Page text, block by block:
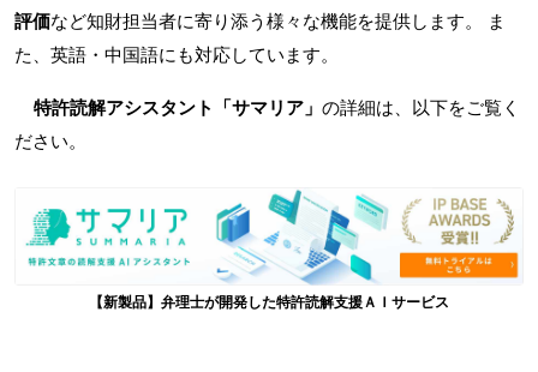
評価など知財担当者に寄り添う様々な機能を提供します。 ま
た、英語・中国語にも対応しています。
特許読解アシスタント「サマリア」 の詳細は、以下をご覧く
ださい。
【新製品】弁理士が開発した特許読解支援ＡＩサービス